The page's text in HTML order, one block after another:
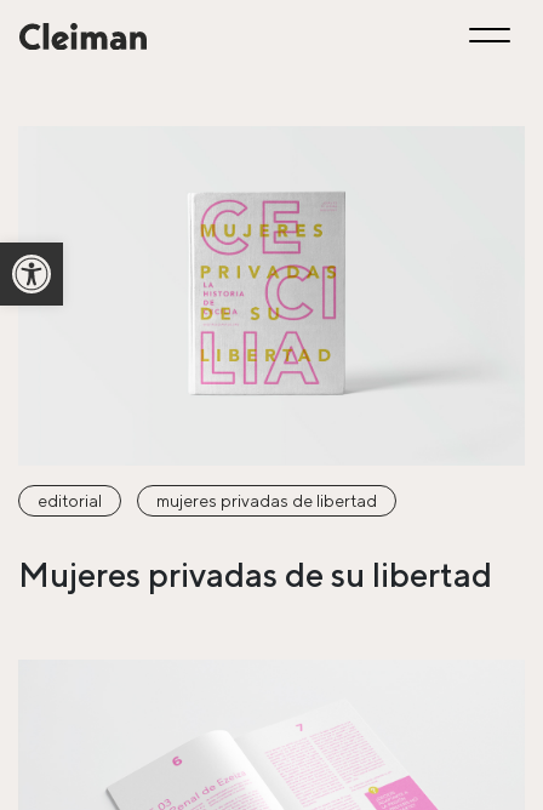
Open toolbar
editorial mujeres privadas de libertad
Mujeres privadas de su libertad